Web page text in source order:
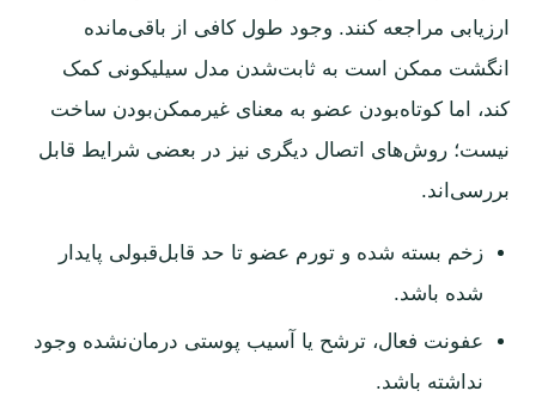
ارزیابی مراجعه کنند. وجود طول کافی از باقی‌مانده
انگشت ممکن است به ثابت‌شدن مدل سیلیکونی کمک
کند، اما کوتاه‌بودن عضو به معنای غیرممکن‌بودن ساخت
نیست؛ روش‌های اتصال دیگری نیز در بعضی شرایط قابل
بررسی‌اند.
زخم بسته شده و تورم عضو تا حد قابل‌قبولی پایدار
شده باشد.
عفونت فعال، ترشح یا آسیب پوستی درمان‌نشده وجود
نداشته باشد.